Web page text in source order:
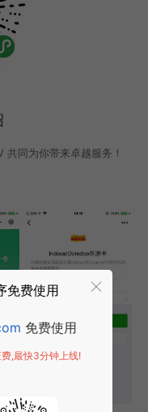
同为你带来卓越服务！
免费使用
免费使用
,最快3分钟上线!